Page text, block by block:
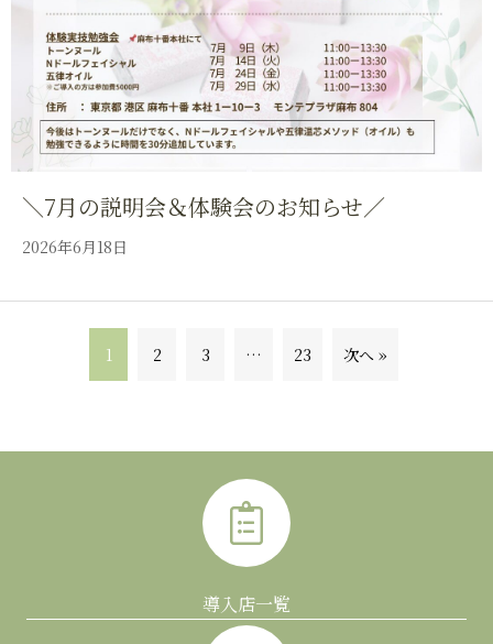
＼7月の説明会＆体験会のお知らせ／
2026年6月18日
1 2 3 … 23 次へ »
導入店一覧